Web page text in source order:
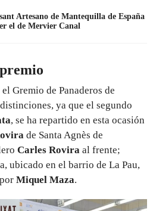
Artesano de Mantequilla de España
el de Mervier Canal
Gremio de Panaderos de
ya que el segundo
, se ha repartido en esta ocasión
de Santa Agnès de
Carles Rovira al frente;
ubicado en el barrio de La Pau,
Miquel Maza.